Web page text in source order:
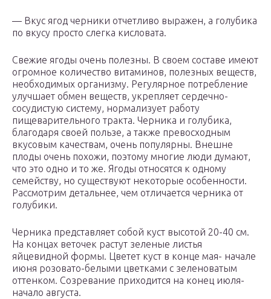
— Вкус ягод черники отчетливо выражен, а голубика
по вкусу просто слегка кисловата.
Свежие ягоды очень полезны. В своем составе имеют
огромное количество витаминов, полезных веществ,
необходимых организму. Регулярное потребление
улучшает обмен веществ, укрепляет сердечно-
сосудистую систему, нормализует работу
пищеварительного тракта. Черника и голубика,
благодаря своей пользе, а также превосходным
вкусовым качествам, очень популярны. Внешне
плоды очень похожи, поэтому многие люди думают,
что это одно и то же. Ягоды относятся к одному
семейству, но существуют некоторые особенности.
Рассмотрим детальнее, чем отличается черника от
голубики.
Черника представляет собой куст высотой 20-40 см.
На концах веточек растут зеленые листья
яйцевидной формы. Цветет куст в конце мая- начале
июня розовато-белыми цветками с зеленоватым
оттенком. Созревание приходится на конец июля-
начало августа.